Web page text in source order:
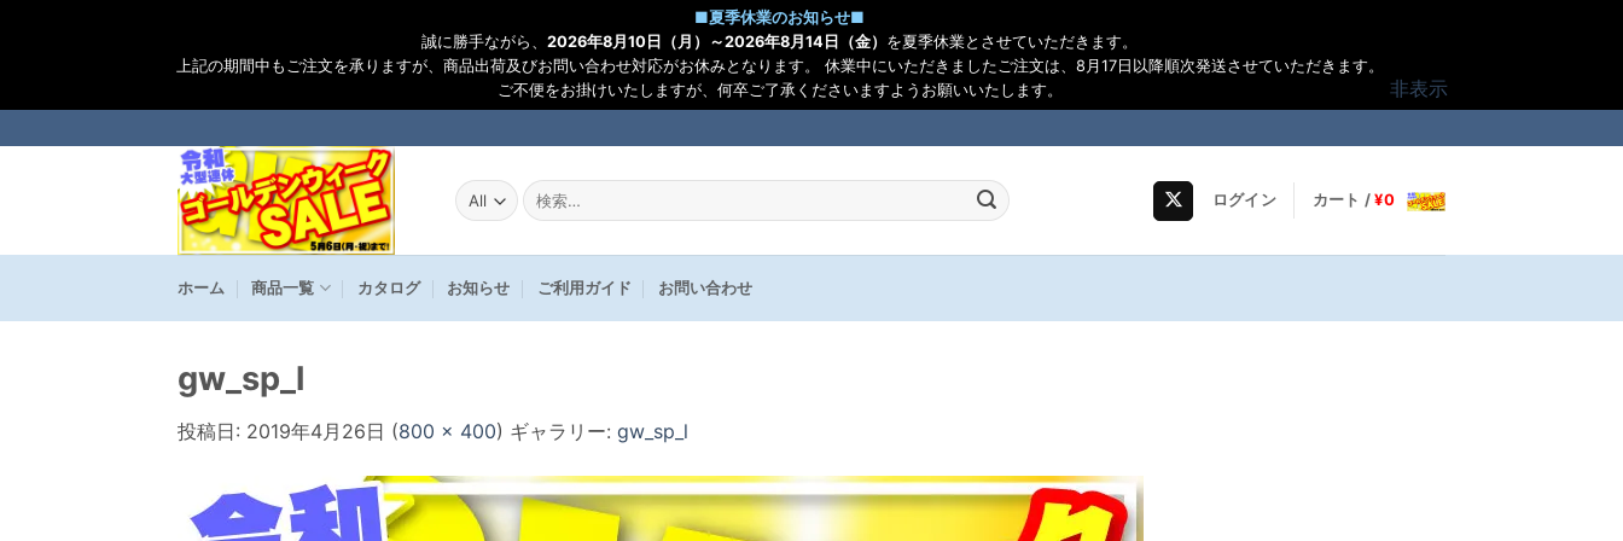
■夏季休業のお知らせ■
誠に勝手ながら、 2026年8月10日（月）～2026年8月14日（金） を夏季休業とさせていただきます。
上記の期間中もご注文を承りますが、商品出荷及びお問い合わせ対応がお休みとなります。 休業中にいただきましたご注文は、8月17日以降順次発送させていただきます。
ご不便をお掛けいたしますが、何卒ご了承くださいますようお願いいたします。
非表示
to
検
索
果:
ログイン カート /¥0
ホーム 商品一覧 カタログ お知らせ ご利用ガイド お問い合わせ
gw_sp_l
投稿日: 2019年4月26日 (800 × 400) ギャラリー: gw_sp_l